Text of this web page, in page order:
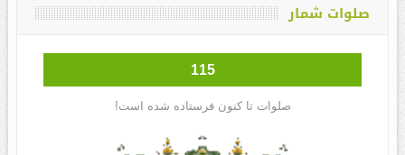
صلوات شمار
115
صلوات تا کنون فرستاده شده است!